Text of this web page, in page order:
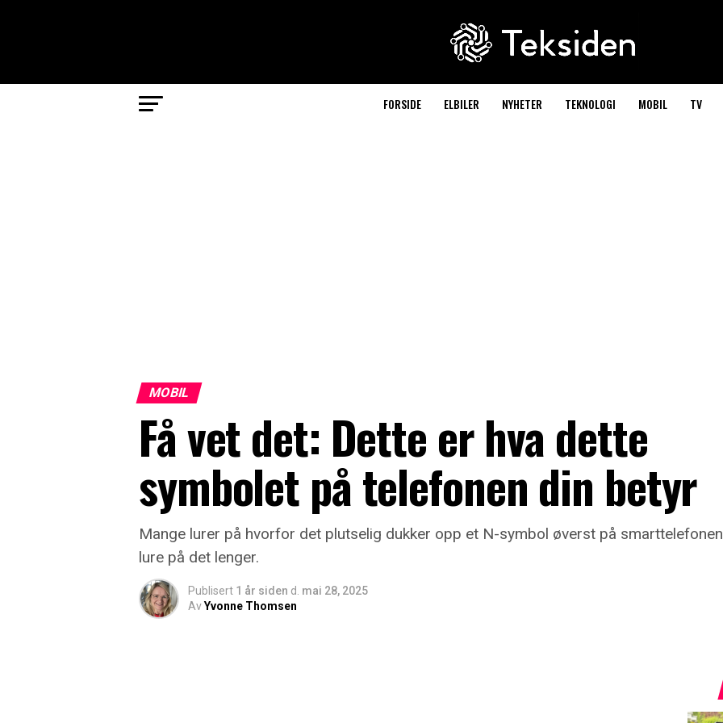
FORSIDE ELBILER NYHETER TEKNOLOGI MOBIL TV
MOBIL
Få vet det: Dette er hva dette
symbolet på telefonen din betyr
Mange lurer på hvorfor det plutselig dukker opp et N-symbol øverst på
lure på det lenger.
Publisert 1 år siden d. mai 28, 2025
AvYvonne Thomsen